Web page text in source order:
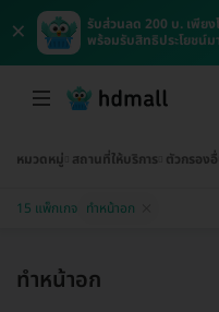
×
รับส่วนลด 200 บ. เพีย
พร้อมรับสิทธิประโยชน์ม
หมวดหมู่ สถานที่ให้บริการ ตัวกรอง
15 แพ็กเกจ ทำหน้าอก
ทำหน้าอก